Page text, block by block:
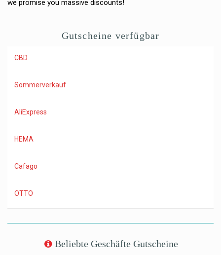
we promise you massive discounts!
Gutscheine verfügbar
CBD
Sommerverkauf
AliExpress
HEMA
Cafago
OTTO
Beliebte Geschäfte Gutscheine